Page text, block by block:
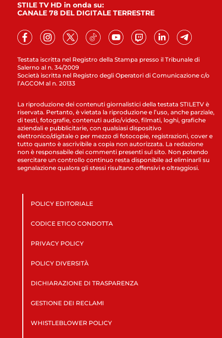
Testata iscritta nel Registro della Stampa presso il Tribunale di
Salerno al n. 34/2009
Società iscritta nel Registro degli Operatori di Comunicazione c/o
l’AGCOM al n. 20133
STILE TV HD in onda su:
CANALE 78 DEL DIGITALE TERRESTRE
La riproduzione dei contenuti giornalistici della testata STILETV è
riservata. Pertanto, è vietata la riproduzione e l’uso, anche parziale,
di testi, fotografie, contenuti audio/video, filmati, loghi, grafiche
aziendali e pubblicitarie, con qualsiasi dispositivo
elettronico/digitale o per mezzo di fotocopie, registrazioni, cover e
tutto quanto è ascrivibile a copia non autorizzata. La redazione
non è responsabile dei commenti presenti sul sito. Non potendo
esercitare un controllo continuo resta disponibile ad eliminarli su
segnalazione qualora gli stessi risultano offensivi e oltraggiosi.
POLICY EDITORIALE
CODICE ETICO CONDOTTA
PRIVACY POLICY
POLICY DIVERSITÀ
DICHIARAZIONE DI TRASPARENZA
GESTIONE DEI RECLAMI
WHISTLEBLOWER POLICY